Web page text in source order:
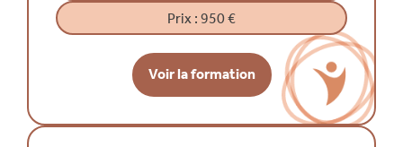
Prix :950 €
Voir la formation